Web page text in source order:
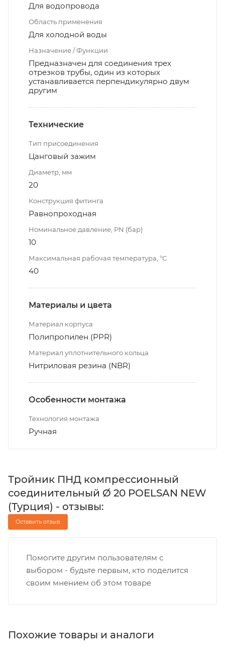
Для водопровода
Область применения
Для холодной воды
Назначение / Функции
Предназначен для соединения трех
отрезков трубы, один из которых
устанавливается перпендикулярно двум
другим
Технические
Тип присоединения
Цанговый зажим
Диаметр, мм
20
Конструкция фитинга
Равнопроходная
Номинальное давление, PN (бар)
10
Максимальная рабочая температура, °С
40
Материалы и цвета
Материал корпуса
Полипропилен (PPR)
Материал уплотнительного кольца
Нитриловая резина (NBR)
Особенности монтажа
Технология монтажа
Ручная
Тройник ПНД компрессионный
соединительный Ø 20 POELSAN NEW
(Турция) - отзывы:
Оставить отзыв
Помогите другим пользователям с
выбором - будьте первым, кто поделится
своим мнением об этом товаре
Похожие товары и аналоги